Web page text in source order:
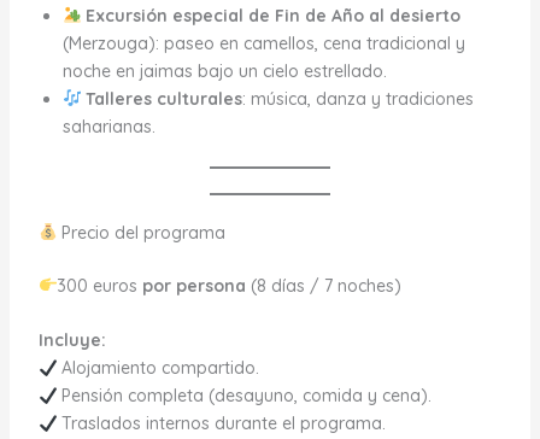
Excursión especial de Fin de Año al desierto
(Merzouga): paseo en camellos, cena tradicional y
noche en jaimas bajo un cielo estrellado.
Talleres culturales: música, danza y tradiciones
saharianas.
Precio del programa
300 euros por persona (8 días / 7 noches)
Incluye:
Alojamiento compartido.
Pensión completa (desayuno, comida y cena).
Traslados internos durante el programa.